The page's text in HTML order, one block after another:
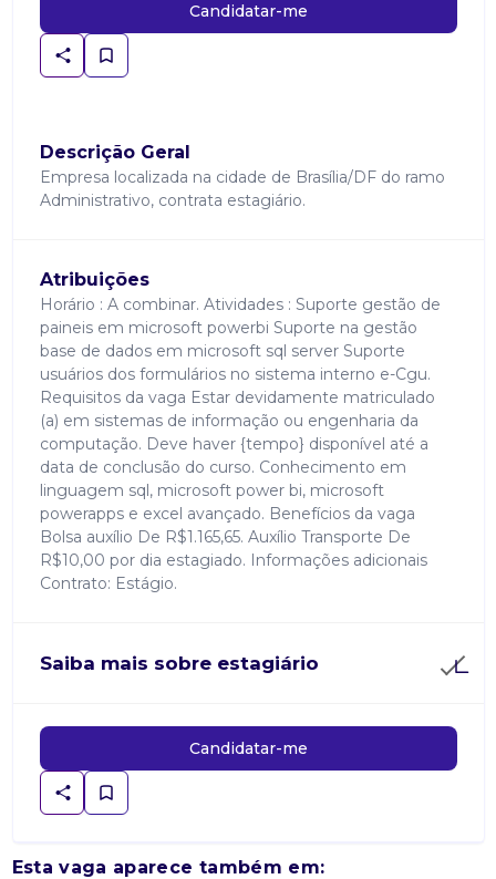
Candidatar-me
Descrição Geral
Empresa localizada na cidade de Brasília/DF do ramo
Administrativo, contrata estagiário.
Atribuições
Horário : A combinar. Atividades : Suporte gestão de
paineis em microsoft powerbi Suporte na gestão
base de dados em microsoft sql server Suporte
usuários dos formulários no sistema interno e-Cgu.
Requisitos da vaga Estar devidamente matriculado
(a) em sistemas de informação ou engenharia da
computação. Deve haver {tempo} disponível até a
data de conclusão do curso. Conhecimento em
linguagem sql, microsoft power bi, microsoft
powerapps e excel avançado. Benefícios da vaga
Bolsa auxílio De R$1.165,65. Auxílio Transporte De
R$10,00 por dia estagiado. Informações adicionais
Contrato: Estágio.
Saiba mais sobre estagiário
Candidatar-me
Esta vaga aparece também em: